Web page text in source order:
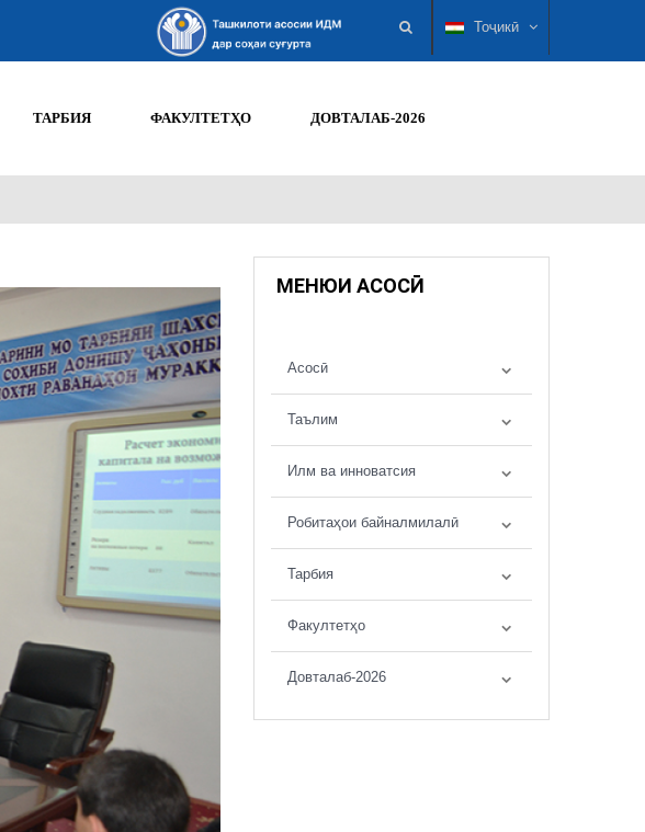
Тоҷикӣ
ТАРБИЯ ФАКУЛТЕТҲО ДОВТАЛАБ-2026
МЕНЮИ АСОСӢ
Асосӣ
Таълим
Илм ва инноватсия
Робитаҳои байналмилалӣ
Тарбия
Факултетҳо
Довталаб-2026